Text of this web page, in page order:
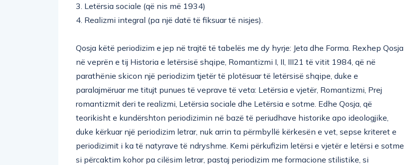
3. Letërsia sociale (që nis më 1934)
4. Realizmi integral (pa një datë të fiksuar të nisjes).
Qosja këtë periodizim e jep në trajtë të tabelës me dy hyrje: Jeta dhe Forma. Rexhep Qosja
në veprën e tij Historia e letërsisë shqipe, Romantizmi I, II, III21 të vitit 1984, që në
parathënie skicon një periodizim tjetër të plotësuar të letërsisë shqipe, duke e
paralajmëruar me titujt punues të veprave të veta: Letërsia e vjetër, Romantizmi, Prej
romantizmit deri te realizmi, Letërsia sociale dhe Letërsia e sotme. Edhe Qosja, që
teorikisht e kundërshton periodizimin në bazë të periudhave historike apo ideologjike,
duke kërkuar një periodizim letrar, nuk arrin ta përmbyllë kërkesën e vet, sepse kriteret e
periodizimit i ka të natyrave të ndryshme. Kemi përkufizim letërsi e vjetër e letërsi e sotme
si përcaktim kohor pa cilësim letrar, pastaj periodizim me formacione stilistike, si